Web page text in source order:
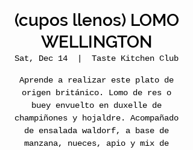
(cupos llenos) LOMO
WELLINGTON
Sat, Dec 14 Taste Kitchen Club
Aprende a realizar este plato de
origen británico. Lomo de res o
buey envuelto en duxelle de
champiñones y hojaldre. Acompañado
de ensalada waldorf, a base de
manzana, nueces, apio y mix de